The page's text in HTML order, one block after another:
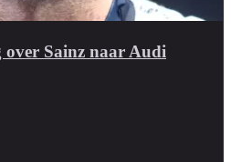
Sainz naar Audi